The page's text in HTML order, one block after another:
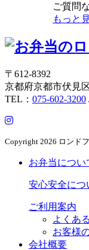
ご質問
もっと
〒612-8392
京都府京都市伏見
TEL： 075-602-3200
Copyright 2026 ロンド
お弁当につい
安心安全につ
ご利用案内
よくあ
お客様
会社概要